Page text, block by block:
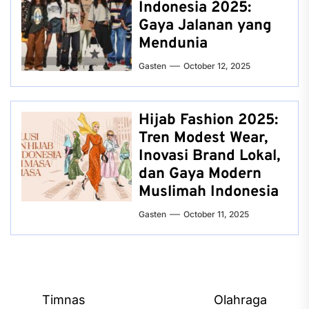
Indonesia 2025:
Gaya Jalanan yang
Mendunia
Gasten October 12, 2025
Hijab Fashion 2025:
Tren Modest Wear,
Inovasi Brand Lokal,
dan Gaya Modern
Muslimah Indonesia
Gasten October 11, 2025
PostTimnas Olahraga